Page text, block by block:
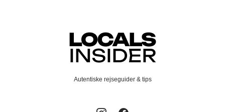
Autentiske rejseguider & tips